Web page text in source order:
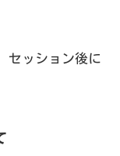
セッション後に